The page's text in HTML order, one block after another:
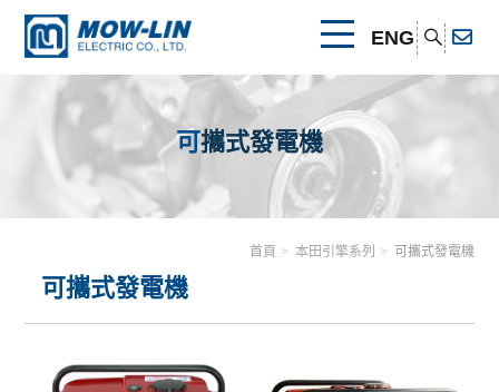
關於我們
公司簡介
其他連結
產品介紹
可攜式發電機
其他引擎系列
ENG
可攜式發電機
首頁 本田引擎系列 可攜式發電機
可攜式發電機